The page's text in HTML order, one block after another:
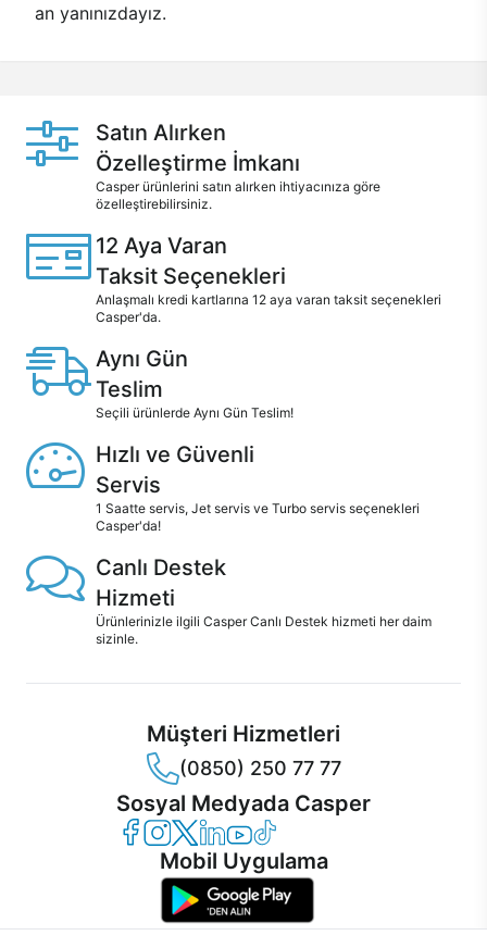
an yanınızdayız.
Satın Alırken
Özelleştirme İmkanı
Casper ürünlerini satın alırken ihtiyacınıza göre
özelleştirebilirsiniz.
12 Aya Varan
Taksit Seçenekleri
Anlaşmalı kredi kartlarına 12 aya varan taksit seçenekleri
Casper'da.
Aynı Gün
Teslim
Seçili ürünlerde Aynı Gün Teslim!
Hızlı ve Güvenli
Servis
1 Saatte servis, Jet servis ve Turbo servis seçenekleri
Casper'da!
Canlı Destek
Hizmeti
Ürünlerinizle ilgili Casper Canlı Destek hizmeti her daim
sizinle.
Müşteri Hizmetleri
(0850) 250 77 77
Sosyal Medyada Casper
Casper Facebook
Casper Instagram
Casper Twitter
Casper LinkedIn
Casper YouTube
Casper TikTok
Mobil Uygulama